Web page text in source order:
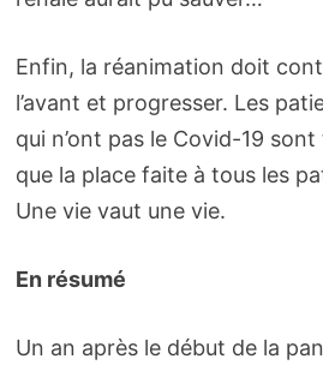
Enfin, la réanimation doit
l’avant et progresser. Les
qui n’ont pas le Covid-19
que la place faite à tous les
Une vie vaut une vie.
En résumé
Un an après le début de la